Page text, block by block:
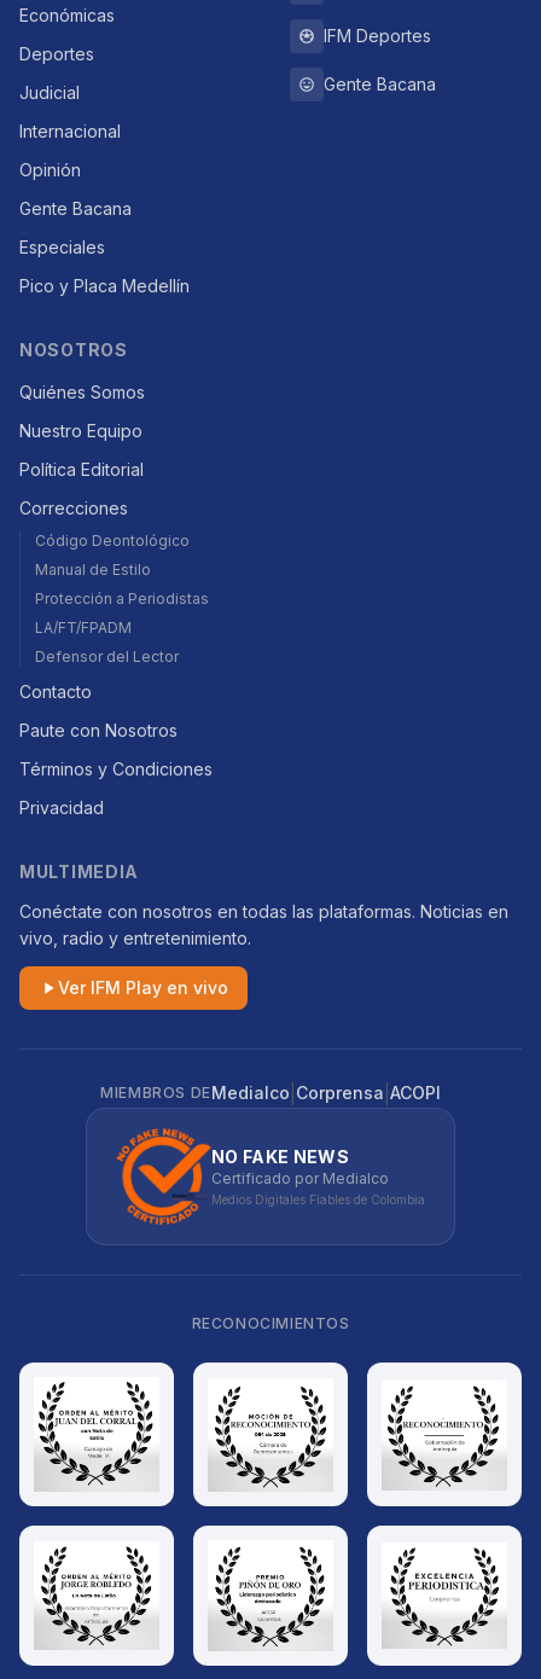
Económicas
Deportes
Judicial
Internacional
Opinión
Gente Bacana
Especiales
Pico y Placa Medellín
IFM Deportes
Gente Bacana
NOSOTROS
Quiénes Somos
Nuestro Equipo
Política Editorial
Correcciones
Código Deontológico
Manual de Estilo
Protección a Periodistas
LA/FT/FPADM
Defensor del Lector
Contacto
Paute con Nosotros
Términos y Condiciones
Privacidad
MULTIMEDIA
Conéctate con nosotros en todas las plataformas. Noticias en
vivo, radio y entretenimiento.
Ver IFM Play en vivo
MIEMBROS DEMedialco Corprensa ACOPI
NO FAKE NEWS
Certificado por Medialco
Medios Digitales Fiables de Colombia
RECONOCIMIENTOS